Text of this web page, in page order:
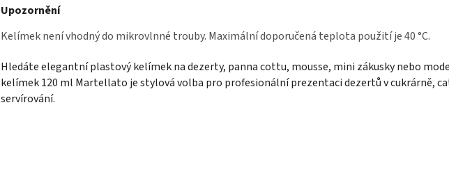
Upozornění
Kelímek není vhodný do mikrovlnné trouby. Maximální doporučená teplota použití je 40 °C.
Hledáte elegantní plastový kelímek na dezerty, panna cottu, mousse, mini zákusky nebo
kelímek 120 ml Martellato je stylová volba pro profesionální prezentaci dezertů v cukrárně,
servírování.